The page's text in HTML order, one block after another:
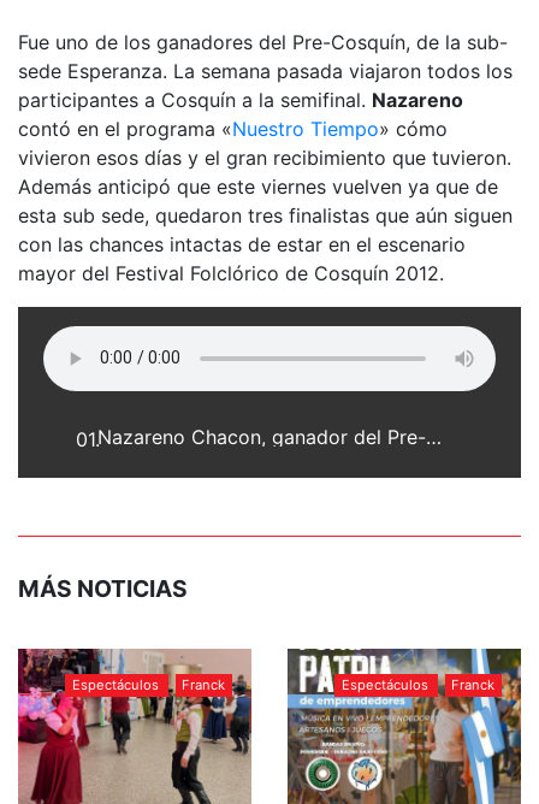
Fue uno de los ganadores del Pre-Cosquín, de la sub-
sede Esperanza. La semana pasada viajaron todos los
participantes a Cosquín a la semifinal. Nazareno
contó en el programa «Nuestro Tiempo» cómo
vivieron esos días y el gran recibimiento que tuvieron.
Además anticipó que este viernes vuelven ya que de
esta sub sede, quedaron tres finalistas que aún siguen
con las chances intactas de estar en el escenario
mayor del Festival Folclórico de Cosquín 2012.
01. Nazareno Chacon, ganador del Pre-Cosquin 2011 sub-sede Esperanza
MÁS NOTICIAS
Espectáculos Franck Espectáculos Franck